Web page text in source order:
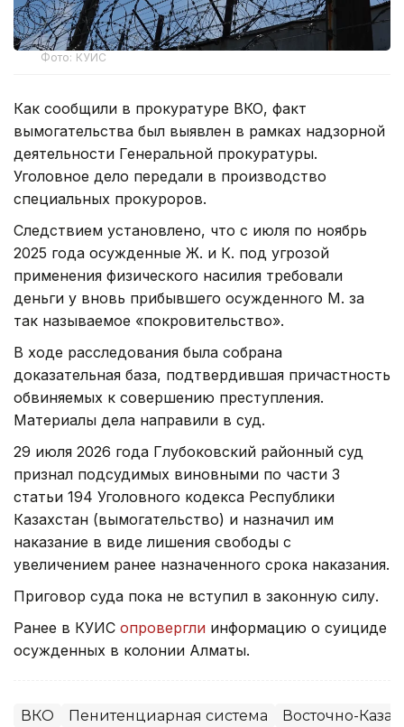
Фото: КУИС
Как сообщили в прокуратуре ВКО, факт
вымогательства был выявлен в рамках надзорной
деятельности Генеральной прокуратуры.
Уголовное дело передали в производство
специальных прокуроров.
Следствием установлено, что с июля по ноябрь
2025 года осужденные Ж. и К. под угрозой
применения физического насилия требовали
деньги у вновь прибывшего осужденного М. за
так называемое «покровительство».
В ходе расследования была собрана
доказательная база, подтвердившая причастность
обвиняемых к совершению преступления.
Материалы дела направили в суд.
29 июля 2026 года Глубоковский районный суд
признал подсудимых виновными по части 3
статьи 194 Уголовного кодекса Республики
Казахстан (вымогательство) и назначил им
наказание в виде лишения свободы с
увеличением ранее назначенного срока наказания.
Приговор суда пока не вступил в законную силу.
Ранее в КУИС опровергли информацию о суициде
осужденных в колонии Алматы.
ВКО Пенитенциарная система Восточно-